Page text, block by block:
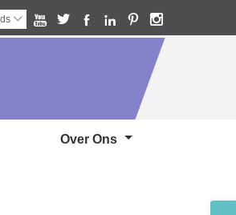
     

Over Ons